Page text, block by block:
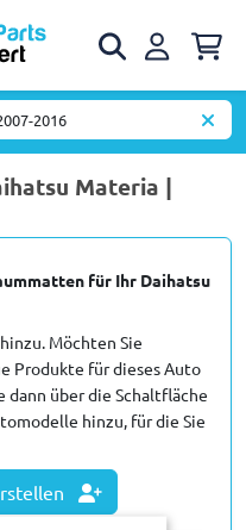
2016
Materia |
für Ihr Daihatsu
Möchten Sie
Produkte für dieses Auto
dann über die Schaltfläche
hinzu, für die Sie